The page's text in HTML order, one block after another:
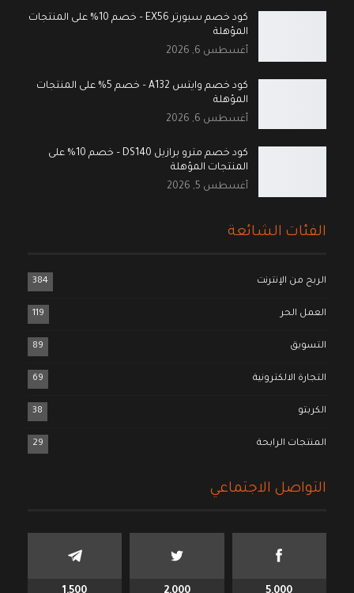
كود خصم سبورتر EX56 – خصم 10% على المنتجات
المؤهلة
أغسطس 6, 2026
كود خصم وايتس A132 – خصم 5% على المنتجات
المؤهلة
أغسطس 6, 2026
كود خصم مترو برازيل DS140 – خصم 10% على
المنتجات المؤهلة
أغسطس 5, 2026
الفئات الشائعة
الربح من الإنترنت 384
العمل الحر 119
التسويق 89
التجارة الالكترونية 69
الكربتو 38
المنتجات الرابحة 29
التواصل الاجتماعي